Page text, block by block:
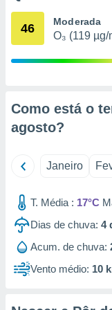
qual se
tal,
na
de
ou aceder
num
46 Moderada
O₃ (119 µg/
Como está o
agosto?
Janeiro
T. Média : 17°C
Dias de chuva: 4
Acum. de chuva:
Vento médio: 10